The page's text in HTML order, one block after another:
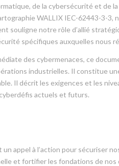
de la cybersécurité et de
WALLIX IEC-62443-3-3,
souligne notre rôle d’allié
spécifiques auxquelles nous
des cybermenaces, ce
industrielles. Il constitue
Il décrit les exigences et les
actuels et futurs.
appel à l’action pour sécuriser
et fortifier les fondations de